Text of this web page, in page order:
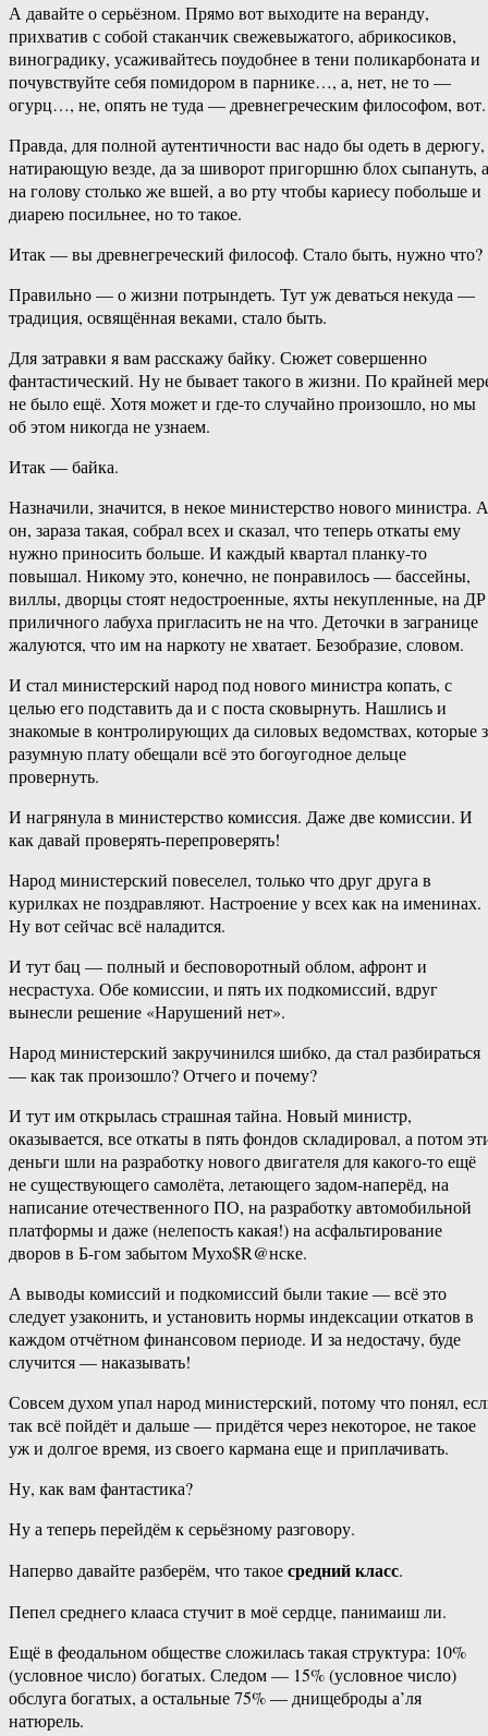
А давайте о серьёзном. Прямо вот выходите на веранду,
прихватив с собой стаканчик свежевыжатого, абрикосиков,
виноградику, усаживайтесь поудобнее в тени поликарбоната и
почувствуйте себя помидором в парнике…, а, нет, не то —
огурц…, не, опять не туда — древнегреческим философом, вот.
Правда, для полной аутентичности вас надо бы одеть в дерюгу,
натирающую везде, да за шиворот пригоршню блох сыпануть, а
на голову столько же вшей, а во рту чтобы кариесу побольше и
диарею посильнее, но то такое.
Итак — вы древнегреческий философ. Стало быть, нужно что?
Правильно — о жизни потрындеть. Тут уж деваться некуда —
традиция, освящённая веками, стало быть.
Для затравки я вам расскажу байку. Сюжет совершенно
фантастический. Ну не бывает такого в жизни. По крайней
не было ещё. Хотя может и где-то случайно произошло, но мы
об этом никогда не узнаем.
Итак — байка.
Назначили, значится, в некое министерство нового министра. А
он, зараза такая, собрал всех и сказал, что теперь откаты ему
нужно приносить больше. И каждый квартал планку-то
повышал. Никому это, конечно, не понравилось — бассейны,
виллы, дворцы стоят недостроенные, яхты некупленные, на ДР
приличного лабуха пригласить не на что. Деточки в загранице
жалуются, что им на наркоту не хватает. Безобразие, словом.
И стал министерский народ под нового министра копать, с
целью его подставить да и с поста сковырнуть. Нашлись и
знакомые в контролирующих да силовых ведомствах, которые
разумную плату обещали всё это богоугодное дельце
провернуть.
И нагрянула в министерство комиссия. Даже две комиссии. И
как давай проверять-перепроверять!
Народ министерский повеселел, только что друг друга в
курилках не поздравляют. Настроение у всех как на именинах.
Ну вот сейчас всё наладится.
И тут бац — полный и бесповоротный облом, афронт и
несрастуха. Обе комиссии, и пять их подкомиссий, вдруг
вынесли решение «Нарушений нет».
Народ министерский закручинился шибко, да стал разбираться
— как так произошло? Отчего и почему?
И тут им открылась страшная тайна. Новый министр,
оказывается, все откаты в пять фондов складировал, а потом
деньги шли на разработку нового двигателя для какого-то ещё
не существующего самолёта, летающего задом-наперёд, на
написание отечественного ПО, на разработку автомобильной
платформы и даже (нелепость какая!) на асфальтирование
дворов в Б-гом забытом Мухо$R@нске.
А выводы комиссий и подкомиссий были такие — всё это
следует узаконить, и установить нормы индексации откатов в
каждом отчётном финансовом периоде. И за недостачу, буде
случится — наказывать!
Совсем духом упал народ министерский, потому что понял,
так всё пойдёт и дальше — придётся через некоторое, не такое
уж и долгое время, из своего кармана еще и приплачивать.
Ну, как вам фантастика?
Ну а теперь перейдём к серьёзному разговору.
Наперво давайте разберём, что такоесредний класс.
Пепел среднего клааса стучит в моё сердце, панимаиш ли.
Ещё в феодальном обществе сложилась такая структура: 10%
(условное число) богатых. Следом — 15% (условное число)
обслуга богатых, а остальные 75% — днищеброды а’ля
натюрель.